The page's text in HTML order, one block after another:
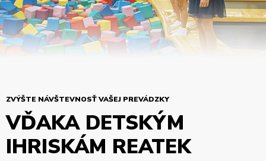
ZVÝŠTE NÁVŠTEVNOSŤ VAŠEJ PREVÁDZKY
VĎAKA DETSKÝM
IHRISKÁM REATEK